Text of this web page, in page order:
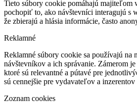
Tieto súbory cookie pomáhajú majiteľom
pochopiť to, ako návštevníci interagujú s
že zbierajú a hlásia informácie, často
Reklamné
Reklamné súbory cookie sa používajú na
návštevníkov a ich správanie. Zámerom
ktoré sú relevantné a pútavé pre
sú cennejšie pre vydavateľov a inzerentov
Zoznam cookies